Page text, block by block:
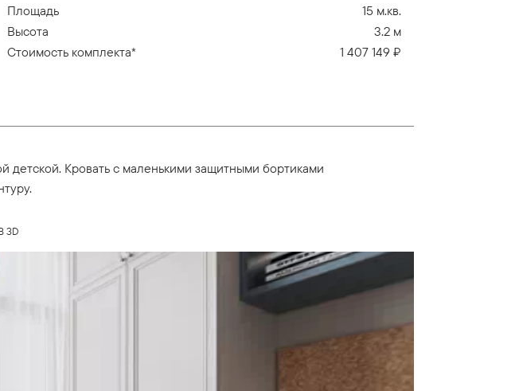
Площадь
15 м.кв.
Высота
3.2 м
Стоимость комплекта*
1 407 149 ₽
детской. Кровать с маленькими защитными бортиками
3D